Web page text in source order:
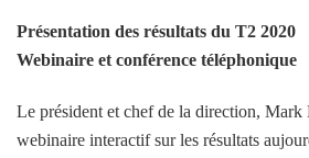
Présentation des résultats du T2 2020
Webinaire et conférence téléphonique
Le président et chef de la direction, Mark
webinaire interactif sur les résultats